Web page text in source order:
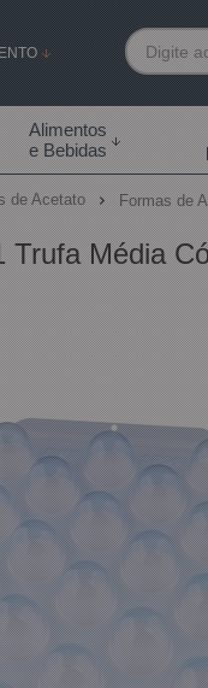
7892
(19) 99855-7892
- 08:30h às 18:00h
09:00h às 14:00h
Alimentos
e Bebidas
de Acetato Formas de
Trufa Média